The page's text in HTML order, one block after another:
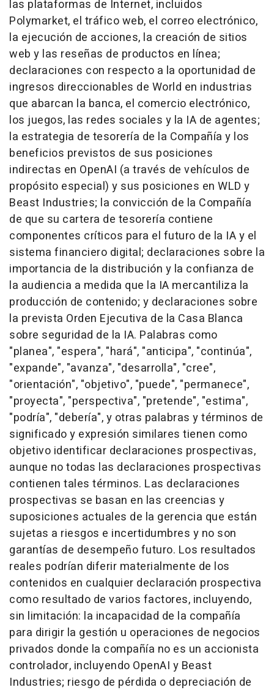
las plataformas de Internet, incluidos
Polymarket, el tráfico web, el correo electrónico,
la ejecución de acciones, la creación de sitios
web y las reseñas de productos en línea;
declaraciones con respecto a la oportunidad de
ingresos direccionables de World en industrias
que abarcan la banca, el comercio electrónico,
los juegos, las redes sociales y la IA de agentes;
la estrategia de tesorería de la Compañía y los
beneficios previstos de sus posiciones
indirectas en OpenAI (a través de vehículos de
propósito especial) y sus posiciones en WLD y
Beast Industries; la convicción de la Compañía
de que su cartera de tesorería contiene
componentes críticos para el futuro de la IA y el
sistema financiero digital; declaraciones sobre la
importancia de la distribución y la confianza de
la audiencia a medida que la IA mercantiliza la
producción de contenido; y declaraciones sobre
la prevista Orden Ejecutiva de la Casa Blanca
sobre seguridad de la IA. Palabras como
"planea", "espera", "hará", "anticipa", "continúa",
"expande", "avanza", "desarrolla", "cree",
"orientación", "objetivo", "puede", "permanece",
"proyecta", "perspectiva", "pretende", "estima",
"podría", "debería", y otras palabras y términos de
significado y expresión similares tienen como
objetivo identificar declaraciones prospectivas,
aunque no todas las declaraciones prospectivas
contienen tales términos. Las declaraciones
prospectivas se basan en las creencias y
suposiciones actuales de la gerencia que están
sujetas a riesgos e incertidumbres y no son
garantías de desempeño futuro. Los resultados
reales podrían diferir materialmente de los
contenidos en cualquier declaración prospectiva
como resultado de varios factores, incluyendo,
sin limitación: la incapacidad de la compañía
para dirigir la gestión u operaciones de negocios
privados donde la compañía no es un accionista
controlador, incluyendo OpenAI y Beast
Industries; riesgo de pérdida o depreciación de